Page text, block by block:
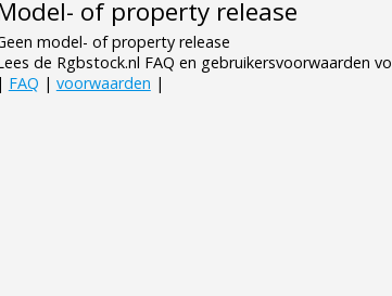
of property release
model- of property release
de Rgbstock.nl FAQ en gebruikersvoorwaarden
| FAQ | voorwaarden |